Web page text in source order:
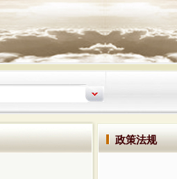
政策法规